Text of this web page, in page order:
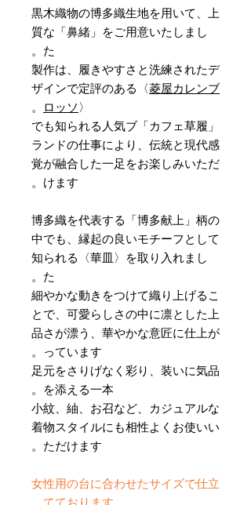
黒木織物の博多織生地を用いて、上
質な「鼻緒」をご用意いたしまし
た。
製作は、履きやすさと洗練されたデ
ザインで定評のある〈菱屋カレンブ
ロッソ 〉。
「カフェ草履」でも知られる人気ブ
ランドの仕事により、伝統と現代感
覚が融合した一足をお楽しみいただ
けます。
博多織を代表する「博多献上」柄の
中でも、縁起の良いモチーフとして
知られる〈華皿〉を取り入れまし
た。
細やかな動きをつけて織り上げるこ
とで、可愛らしさの中に凛とした上
品さが漂う、華やかな意匠に仕上が
っています。
足元をさりげなく彩り、装いに気品
を添える一本。
小紋、紬、お召など、カジュアルな
着物スタイルにも相性よくお使いい
ただけます。
女性用の台に合わせたサイズで仕立
てております。